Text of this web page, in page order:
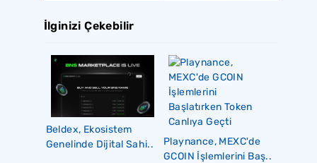
İlginizi Çekebilir
Beldex, Ekosistem
Genelinde Dijital Sahi..
Playnance, MEXC'de
GCOIN İşlemlerini Baş..